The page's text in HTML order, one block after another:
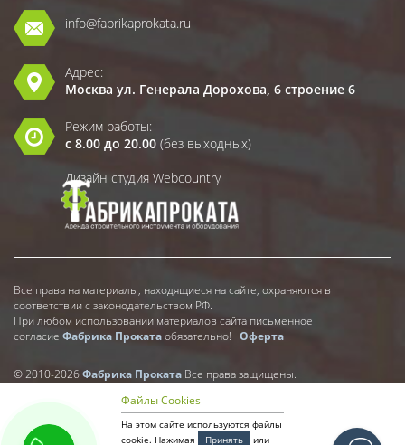
info@fabrikaprokata.ru
Адрес:
Москва ул. Генерала Дорохова, 6 строение 6
Режим работы:
с 8.00 до 20.00 (без выходных)
Дизайн студия Webcountry
Все права на материалы, находящиеся на сайте, охраняются в
соответствии с законодательством РФ.
При любом использовании материалов сайта письменное
согласие Фабрика Прокатаобязательно! Оферта
© 2010-2026Фабрика Проката Все права защищены.
Файлы Cookies
На этом сайте используются файлы
cookie. Нажимая
Принять или